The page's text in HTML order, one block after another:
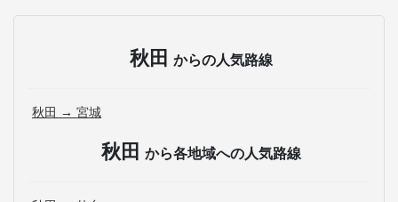
秋田 からの人気路線
秋田 → 宮城
秋田 から各地域への人気路線